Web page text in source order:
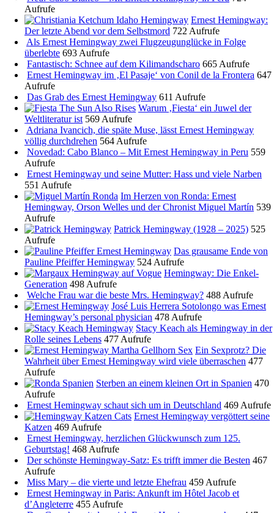
Aufrufe
Ernest Hemingway:
Der letzte Abend vor dem Selbstmord 722 Aufrufe
Als Ernest Hemingway zwei Flugzeugunglücke in Folge
überlebte 693 Aufrufe
Fantastisch: Schnee auf dem Kilimandscharo 665 Aufrufe
Ernest Hemingway im ‚El Pasaje‘ von Conil de la Frontera 647
Aufrufe
Das Grab des Ernest Hemingway 611 Aufrufe
Warum ‚Fiesta‘ ein Juwel der
Weltliteratur ist 569 Aufrufe
Adriana Ivancich, die späte Muse, lässt Ernest Hemingway
völlig durchdrehen 564 Aufrufe
Novedad: Cabo Blanco – Mit Ernest Hemingway in Peru 559
Aufrufe
Ernest Hemingway und seine Mutter: Hass und viele Narben
551 Aufrufe
Im Herzen von Ronda: Ernest
Hemingway, Orson Welles und der Chronist Miguel Martín 539
Aufrufe
Patrick Hemingway (1928 – 2025) 525
Aufrufe
Das grausame Ende von
Pauline Pfeiffer Hemingway 524 Aufrufe
Hemingway: Die Enkel-
Generation 498 Aufrufe
Welche Frau war die beste Mrs. Hemingway? 488 Aufrufe
José Luis Herrera Sotolongo was Ernest
Hemingway’s personal physician 478 Aufrufe
Stacy Keach als Hemingway in der
Rolle seines Lebens 477 Aufrufe
Ein Sexprotz? Die
Wahrheit über Ernest Hemingway wird viele überraschen 477
Aufrufe
Sterben an einem kleinen Ort in Spanien 470
Aufrufe
Ernest Hemingway schaut sich um in Deutschland 469 Aufrufe
Ernest Hemingway vergöttert seine
Katzen 469 Aufrufe
Ernest Hemingway, herzlichen Glückwunsch zum 125.
Geburtstag! 468 Aufrufe
Der schönste Hemingway-Satz: Es trifft immer die Besten 467
Aufrufe
Miss Mary – die vierte und letzte Ehefrau 459 Aufrufe
Ernest Hemingway in Paris: Ankunft im Hôtel Jacob et
d’Angleterre 455 Aufrufe